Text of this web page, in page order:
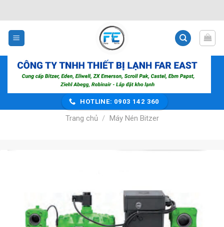
qua
nội
dung
HOTLINE: 0903 142 360
Trang chủ / Máy Nén Bitzer